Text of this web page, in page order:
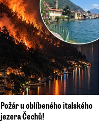
Požár u oblíbeného italského
jezera Čechů!